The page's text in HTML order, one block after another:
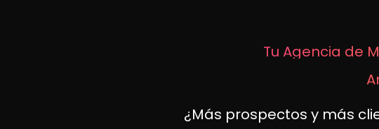
Tu Agencia de
¿Más prospectos y más